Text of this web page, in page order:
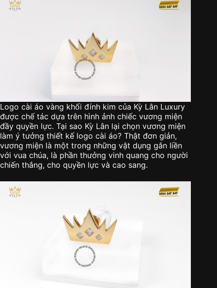
Logo cài áo vàng khối đính kim của Kỳ Lân Luxury
được chế tác dựa trên hình ảnh chiếc vương miện
đầy quyền lực. Tại sao Kỳ Lân lại chọn vương miện
làm ý tưởng thiết kế logo cài áo? Thật đơn giản,
vương miện là một trong những vật dụng gắn liền
với vua chúa, là phần thưởng vinh quang cho người
chiến thắng, cho quyền lực và cao sang.